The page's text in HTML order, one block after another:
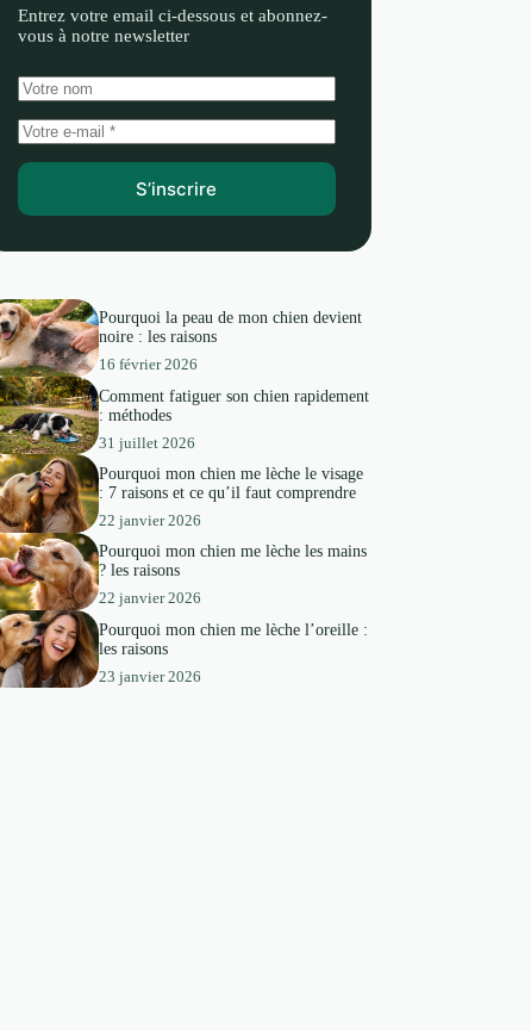
Entrez votre email ci-dessous et abonnez-
vous à notre newsletter
S’inscrire
Pourquoi la peau de mon chien devient
noire : les raisons
16 février 2026
Comment fatiguer son chien rapidement
: méthodes
31 juillet 2026
Pourquoi mon chien me lèche le visage
: 7 raisons et ce qu’il faut comprendre
22 janvier 2026
Pourquoi mon chien me lèche les mains
? les raisons
22 janvier 2026
Pourquoi mon chien me lèche l’oreille :
les raisons
23 janvier 2026